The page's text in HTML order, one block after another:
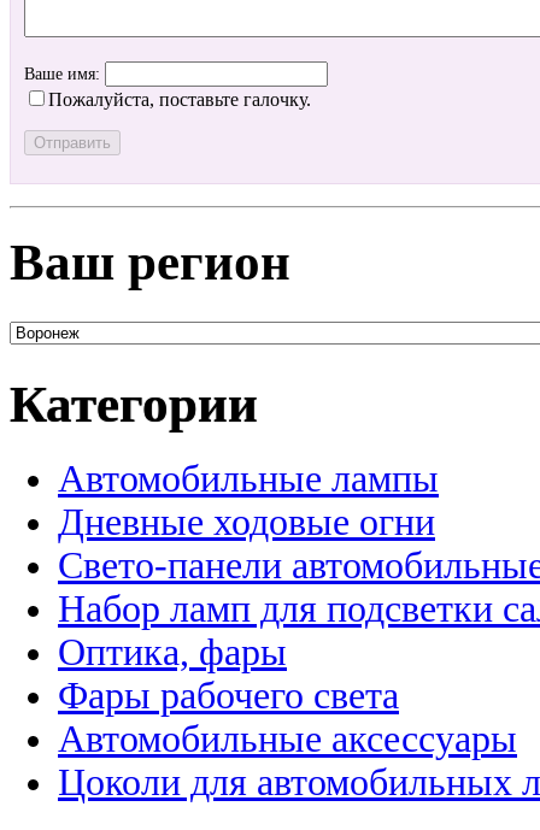
Ваше имя:
Пожалуйста, поставьте галочку.
Ваш регион
Категории
Автомобильные лампы
Дневные ходовые огни
Свето-панели
Набор ламп для подсветки
Оптика, фары
Фары рабочего света
Автомобильные аксессуары
Цоколи для автомобильных